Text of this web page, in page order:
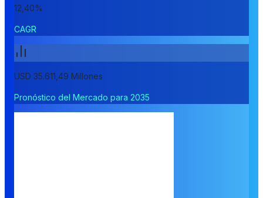
12,40%
CAGR
USD 35.611,49 Millones
Pronóstico del Mercado para 2035